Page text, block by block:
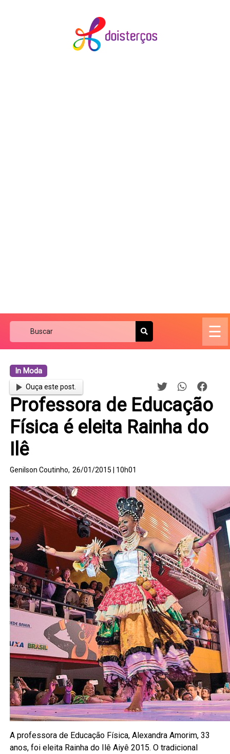
☰
In Moda
Ouça este post.
Professora de Educação
Física é eleita Rainha do
Ilê
Genilson Coutinho, 26/01/2015 | 10h01
A professora de Educação Física, Alexandra Amorim, 33
anos, foi eleita Rainha do Ilê Aiyê 2015. O tradicional